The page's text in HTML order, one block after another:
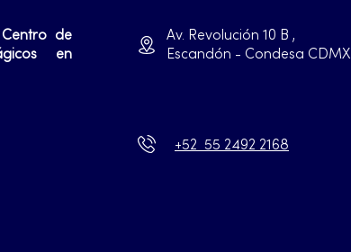
de
en
Av. Revolución 10 B ,
Escandón - Condesa CDMX
+52 55 2492 2168